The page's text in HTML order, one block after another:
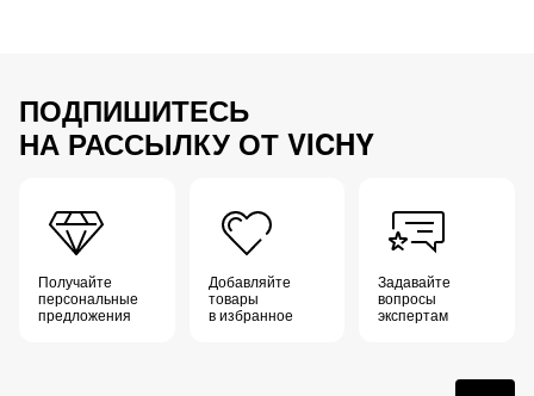
ПОДПИШИТЕСЬ
НА РАССЫЛКУ ОТ VICHY
Получайте
персональные
предложения
Добавляйте
товары
в избранное
Задавайте
вопросы
экспертам